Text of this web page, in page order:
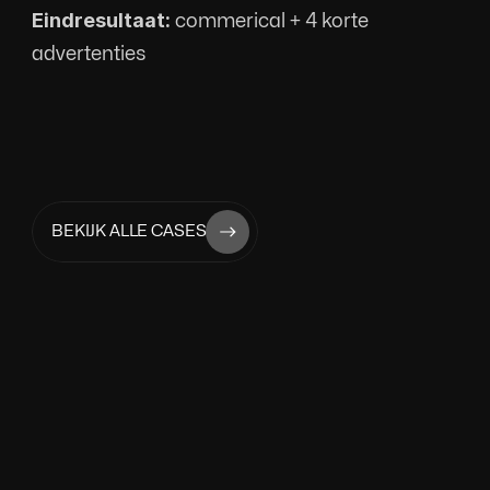
Eindresultaat: commerical + 4 korte
advertenties
BEKIJK ALLE CASES